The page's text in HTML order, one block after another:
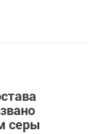
серы